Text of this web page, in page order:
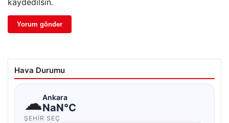
kaydedilsin.
Hava Durumu
☁Ankara
NaN°C
ŞEHIR SEÇ